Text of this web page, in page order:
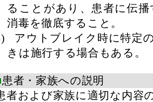
ることがあり、患者に伝
消毒を徹底すること。
アウトブレイク時に特定
きは施行する場合もある。
患者・家族への説明
者および家族に適切な内容